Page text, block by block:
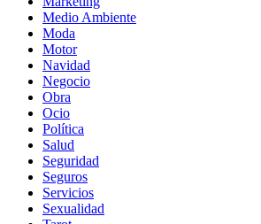
Medio Ambiente
Moda
Motor
Navidad
Negocio
Obra
Ocio
Política
Salud
Seguridad
Seguros
Servicios
Sexualidad